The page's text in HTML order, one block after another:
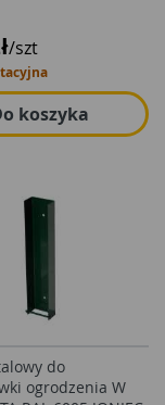
/szt
koszyka
do
ogrodzenia W